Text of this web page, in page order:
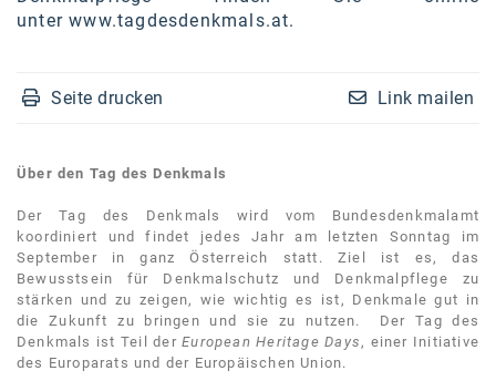
unterwww.tagdesdenkmals.at.
Seite drucken Link mailen
Über den Tag des Denkmals
Der Tag des Denkmals wird vom Bundesdenkmalamt
koordiniert und findet jedes Jahr am letzten Sonntag im
September in ganz Österreich statt. Ziel ist es, das
Bewusstsein für Denkmalschutz und Denkmalpflege zu
stärken und zu zeigen, wie wichtig es ist, Denkmale gut in
die Zukunft zu bringen und sie zu nutzen. Der Tag des
Denkmals ist Teil derEuropean Heritage Days , einer Initiative
des Europarats und der Europäischen Union.